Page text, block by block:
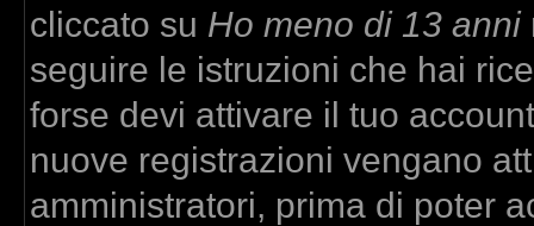
cliccato su Ho meno di 13 anni
seguire le istruzioni che hai
forse devi attivare il tuo
nuove registrazioni vengano
amministratori, prima di poter